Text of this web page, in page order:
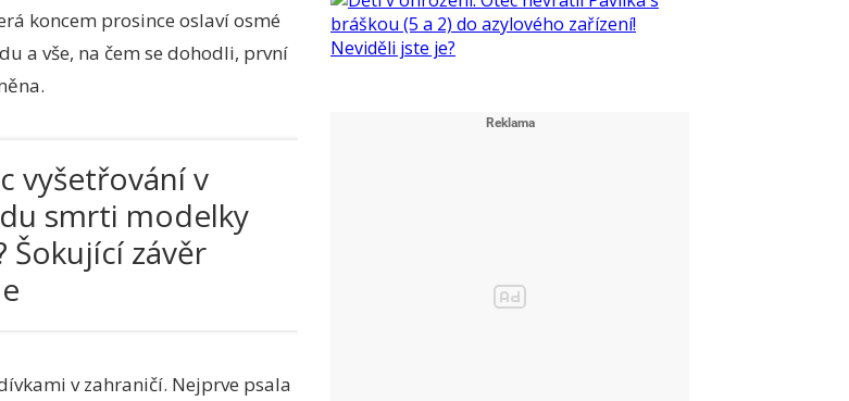
koncem prosince oslaví osmé
a vše, na čem se dohodli, první
vyšetřování v
smrti modelky
Šokující závěr
v zahraničí. Nejprve psala